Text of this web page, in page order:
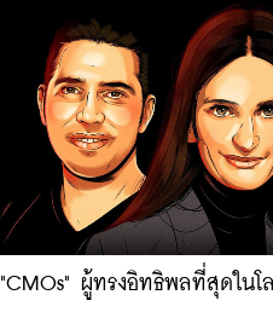
"CMOs" ผู้ทรงอิทธิพลที่สุดในโ